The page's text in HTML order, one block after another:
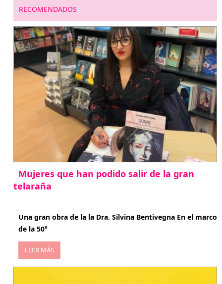
RECOMENDADOS
Mujeres que han podido salir de la gran
telaraña
Una gran obra de la la Dra. Silvina Bentivegna En el marco
de la 50°
LEER MÁS